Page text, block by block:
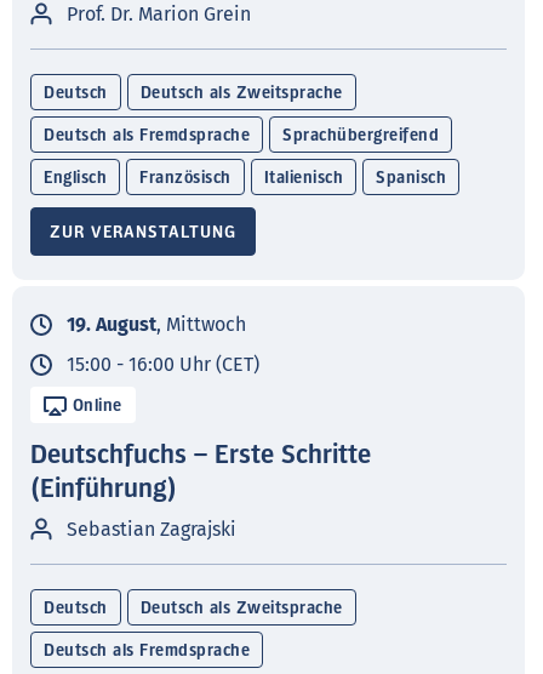
Prof. Dr. Marion Grein
Deutsch Deutsch als Zweitsprache
Deutsch als Fremdsprache Sprachübergreifend
Englisch Französisch Italienisch Spanisch
ZUR VERANSTALTUNG
19. August, Mittwoch
15:00 - 16:00 Uhr (CET)
Online
Deutschfuchs – Erste Schritte
(Einführung)
Sebastian Zagrajski
Deutsch Deutsch als Zweitsprache
Deutsch als Fremdsprache